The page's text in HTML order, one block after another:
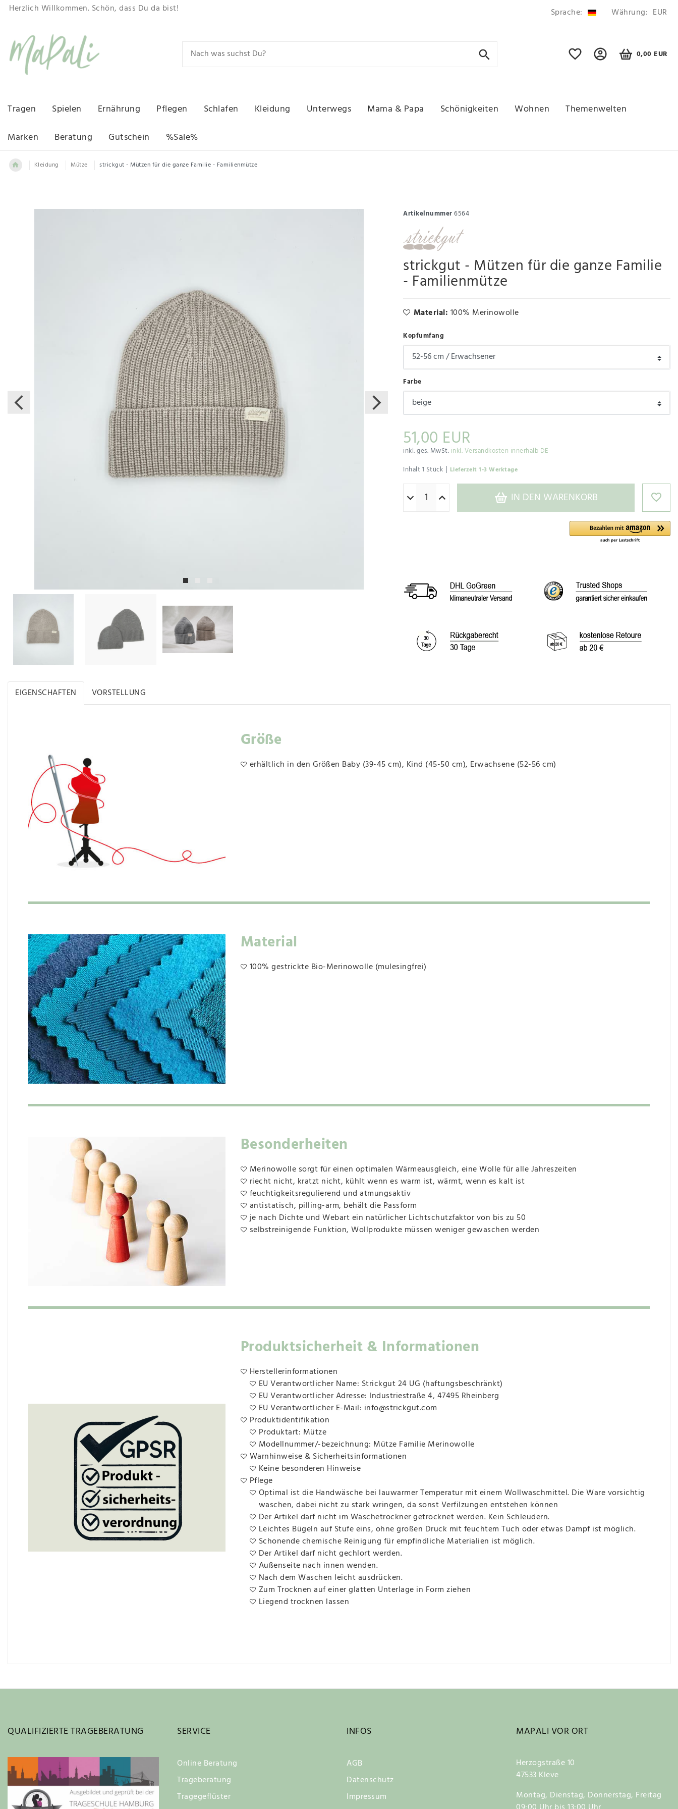
Herzlich Willkommen. Schön, dass Du da bist! Sprache: Währung: EUR
0,00 EUR
Tragen Spielen Ernährung Pflegen Schlafen Kleidung Unterwegs Mama & Papa Schönigkeiten Wohnen
Themenwelten
Marken
Beratung Gutschein %Sale%
Kleidung Mütze strickgut - Mützen für die ganze Familie - Familienmütze
Artikelnummer6564
strickgut - Mützen für die ganze Familie
- Familienmütze
Material: 100% Merinowolle
Kopfumfang
Farbe
51,00 EUR
inkl. ges. MwSt. inkl. Versandkosten innerhalb DE
Inhalt1 Stück | Lieferzeit 1-3 Werktage
IN DEN WARENKORB
EIGENSCHAFTEN VORSTELLUNG
Größe
erhältlich in den Größen Baby (39-45 cm), Kind (45-50 cm), Erwachsene (52-56 cm)
Material
100% gestrickte Bio-Merinowolle (mulesingfrei)
Besonderheiten
Merinowolle sorgt für einen optimalen Wärmeausgleich, eine Wolle für alle Jahreszeiten
riecht nicht, kratzt nicht, kühlt wenn es warm ist, wärmt, wenn es kalt ist
feuchtigkeitsregulierend und atmungsaktiv
antistatisch, pilling-arm, behält die Passform
je nach Dichte und Webart ein natürlicher Lichtschutzfaktor von bis zu 50
selbstreinigende Funktion, Wollprodukte müssen weniger gewaschen werden
Produktsicherheit & Informationen
Herstellerinformationen
EU Verantwortlicher Name: Strickgut 24 UG (haftungsbeschränkt)
EU Verantwortlicher Adresse: Industriestraße 4, 47495 Rheinberg
EU Verantwortlicher E-Mail: info@strickgut.com
Produktidentifikation
Produktart: Mütze
Modellnummer/-bezeichnung: Mütze Familie Merinowolle
Warnhinweise & Sicherheitsinformationen
Keine besonderen Hinweise
Pflege
Optimal ist die Handwäsche bei lauwarmer Temperatur mit einem Wollwaschmittel. Die Ware vorsichtig
waschen, dabei nicht zu stark wringen, da sonst Verfilzungen entstehen können
Der Artikel darf nicht im Wäschetrockner getrocknet werden. Kein Schleudern.
Leichtes Bügeln auf Stufe eins, ohne großen Druck mit feuchtem Tuch oder etwas Dampf ist möglich.
Schonende chemische Reinigung für empfindliche Materialien ist möglich.
Der Artikel darf nicht gechlort werden.
Außenseite nach innen wenden.
Nach dem Waschen leicht ausdrücken.
Zum Trocknen auf einer glatten Unterlage in Form ziehen
Liegend trocknen lassen
QUALIFIZIERTE TRAGEBERATUNG SERVICE
Online Beratung
Trageberatung
Tragegeflüster
INFOS
AGB
Datenschutz
Impressum
MAPALI VOR ORT
Herzogstraße 10
47533 Kleve
Montag, Dienstag, Donnerstag, Freitag